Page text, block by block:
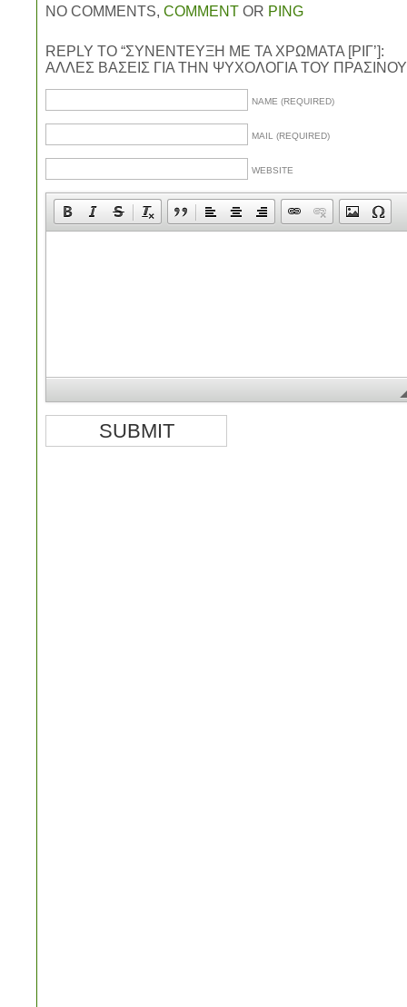
NO COMMENTS, COMMENT OR PING
REPLY TO “ΣΥΝΕΝΤΕΥΞΗ ΜΕ ΤΑ ΧΡΩΜΑΤΑ [ΡΙΓ’]:
ΑΛΛΕΣ ΒΑΣΕΙΣ ΓΙΑ ΤΗΝ ΨΥΧΟΛΟΓΙΑ ΤΟΥ
NAME (REQUIRED)
MAIL (REQUIRED)
WEBSITE